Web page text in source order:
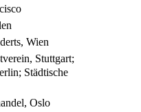
Wien
Stuttgart;
Städtische
Oslo